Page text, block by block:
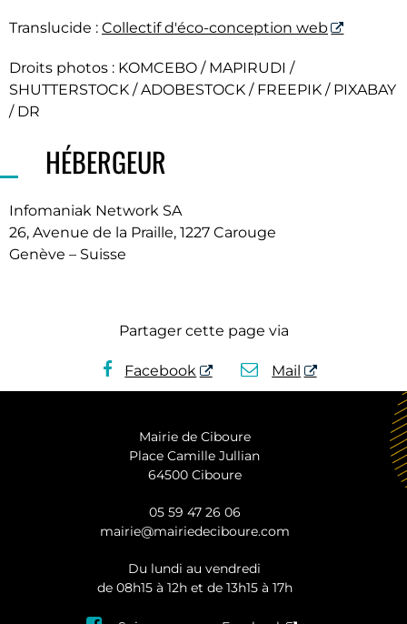
Translucide : Collectif d'éco-conception web
Droits photos : KOMCEBO / MAPIRUDI /
SHUTTERSTOCK / ADOBESTOCK / FREEPIK / PIXABAY
/ DR
HÉBERGEUR
Infomaniak Network SA
26, Avenue de la Praille, 1227 Carouge
Genève – Suisse
Partager cette page via
Facebook Mail
Mairie de Ciboure
Place Camille Jullian
64500 Ciboure
05 59 47 26 06
mairie@mairiedeciboure.com
Du lundi au vendredi
de 08h15 à 12h et de 13h15 à 17h